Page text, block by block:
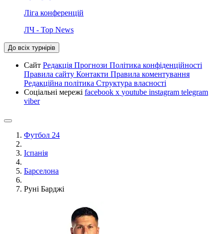
Ліга конференцій
ЛЧ - Top News
До всіх турнірів
Сайт Редакція Прогнози Політика конфіденційності
Правила сайту Контакти Правила коментування
Редакційна політика Структура власності
Соціальні мережі facebook x youtube instagram telegram
viber
Футбол 24
Іспанія
Барселона
Руні Барджі